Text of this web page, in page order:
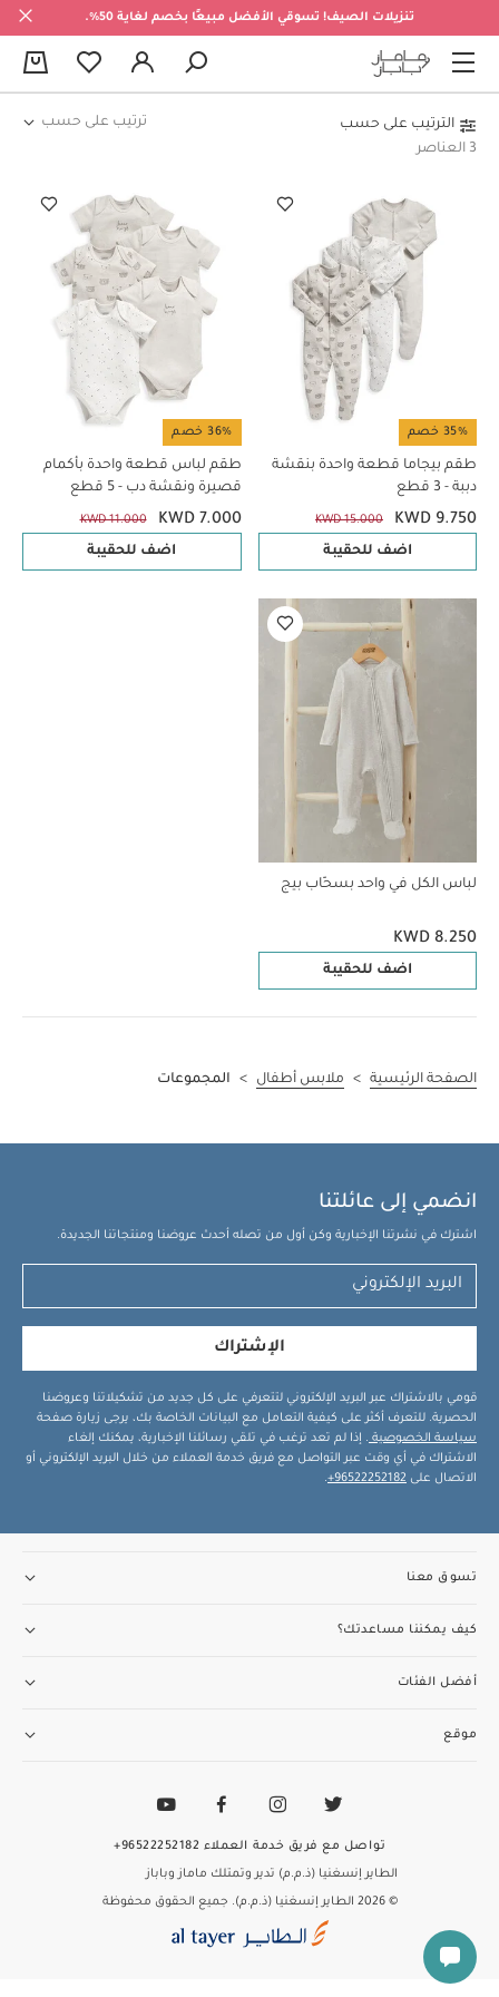
تنزيلات الصيف! تسوقي الأفضل مبيعًا بخصم لغاية 50%.
الترتيب على حسب
3 العناصر
ترتيب على حسب
35% خصم
طقم بيجاما قطعة واحدة بنقشة
دببة - 3 قطع
KWD 9.750
KWD 15.000
اضف للحقيبة
36% خصم
طقم لباس قطعة واحدة بأكمام
قصيرة ونقشة دب - 5 قطع
KWD 7.000
KWD 11.000
اضف للحقيبة
لباس الكل في واحد بسحّاب بيج
KWD 8.250
اضف للحقيبة
الصفحة الرئيسية > ملابس أطفال > المجموعات
انضمي إلى عائلتنا
اشترك في نشرتنا الإخبارية وكن أول من تصله أحدث عروضنا ومنتجاتنا الجديدة.
الإشتراك
قومي بالاشتراك عبر البريد الإلكتروني لتتعرفي على كل جديد من تشكيلاتنا وعروضنا
الحصرية. للتعرف أكثر على كيفية التعامل مع البيانات الخاصة بك، يرجى زيارة صفحة
سياسة الخصوصية . إذا لم تعد ترغب في تلقي رسائلنا الإخبارية، يمكنك إلغاء
الاشتراك في أي وقت عبر التواصل مع فريق خدمة العملاء من خلال البريد الإلكتروني أو
الاتصال على 96522252182+
.
تسوق معنا
كيف يمكننا مساعدتك؟
أفضل الفئات
موقع
الطاير إنسغنيا (ذ.م.م) تدير وتمتلك ماماز وباباز
© 2026 الطاير إنسغنيا (ذ.م.م). جميع الحقوق محفوظة
تواصل مع فريق خدمة العملاء 96522252182+